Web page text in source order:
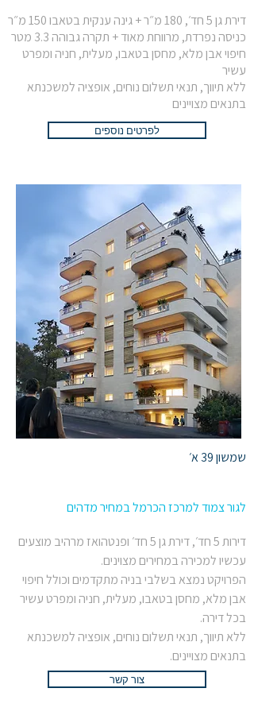
דירת גן 5 חד׳, 180 מ״ר + גינה ענקית בטאבו 150 מ״ר
כניסה נפרדת, מרווחת מאוד + תקרה גבוהה 3.3 מטר
חיפוי אבן מלא, מחסן בטאבו, מעלית, חניה ומפרט
עשיר
ללא תיווך, תנאי תשלום נוחים, אופציה למשכנתא
בתנאים מצויינים​
לפרטים נוספים
שמשון 39 א׳​
לגור צמוד למרכז הכרמל במחיר מדהים
דירות 5 חד׳, דירת גן 5 חד׳ ופנטהואז מרהיב מוצעים
עכשיו למכירה במחירים מצוינים.
הפרויקט נמצא בשלבי בניה מתקדמים וכולל חיפוי
אבן מלא, מחסן בטאבו, מעלית, חניה ומפרט עשיר
בכל דירה.
ללא תיווך, תנאי תשלום נוחים, אופציה למשכנתא
בתנאים מצויינים.
צור קשר